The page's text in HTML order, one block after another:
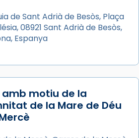
la Catedral de Barcelona.
Barcelona, el cardenal Joan
presidit la missa i l’ha
auxiliar de Barcelona,
de Sant Adrià de Besòs, Plaça
08921 Sant Adrià de Besòs,
Espanya
amb motiu de la
de la Mare de Déu